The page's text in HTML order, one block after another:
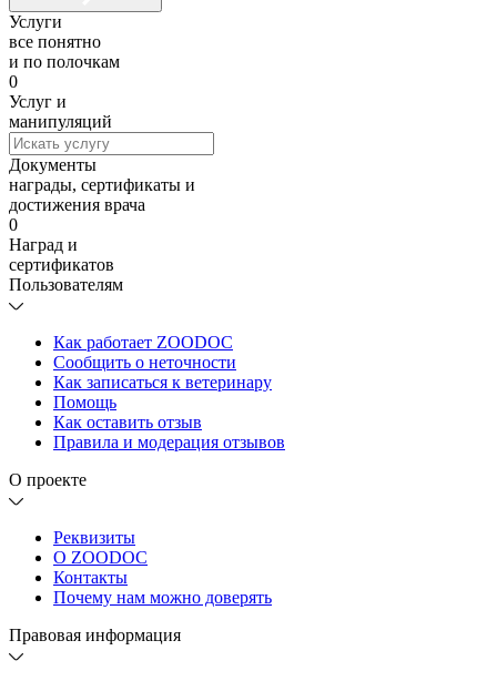
Услуги
все понятно
и по полочкам
0
Услуг и
манипуляций
Документы
награды, сертификаты и
достижения врача
0
Наград и
сертификатов
Пользователям
Как работает ZOODOC
Сообщить о неточности
Как записаться к ветеринару
Помощь
Как оставить отзыв
Правила и модерация отзывов
О проекте
Реквизиты
О ZOODOC
Контакты
Почему нам можно доверять
Правовая информация